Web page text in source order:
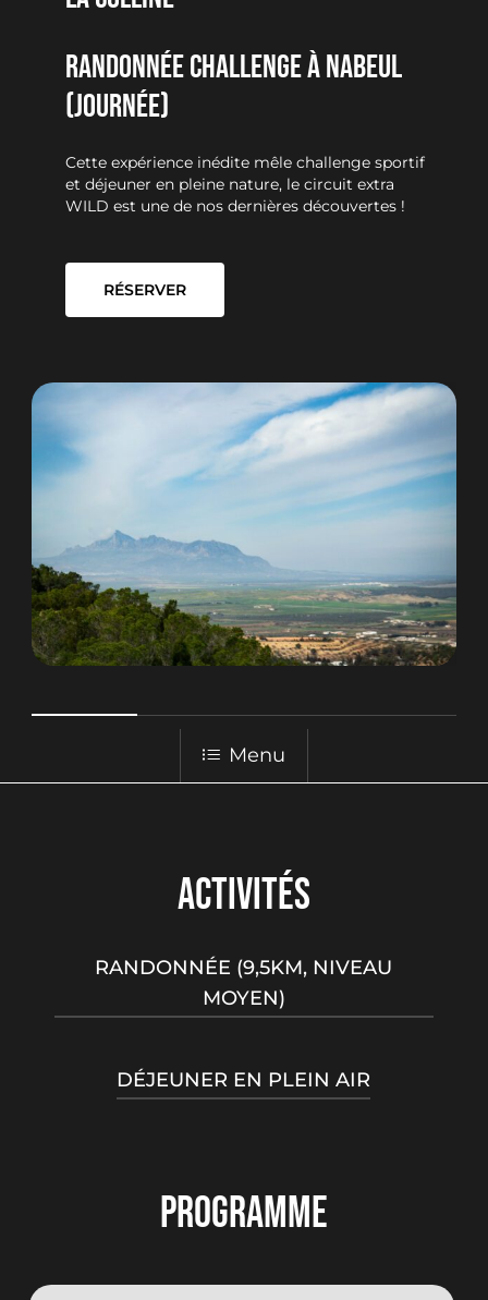
RANDONNÉE CHALLENGE À NABEUL
(journée)
Cette expérience inédite mêle challenge sportif
et déjeuner en pleine nature, le circuit extra
WILD est une de nos dernières découvertes !
RÉSERVER
Menu
ACTIVITÉS
RANDONNÉE (9,5KM, NIVEAU
MOYEN)
En randonnant, les participants
découvrent les environs de plus
moyen de dépasser ses limites.
DÉJEUNER EN PLEIN AIR
PROGRAMME